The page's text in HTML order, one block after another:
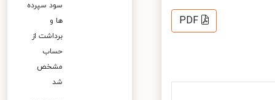
PDF
سود سپرده
ها و
برداشت از
حساب
مشخص
شد